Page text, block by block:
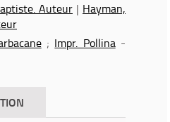
Auteur | Hayman,
; Impr. Pollina-